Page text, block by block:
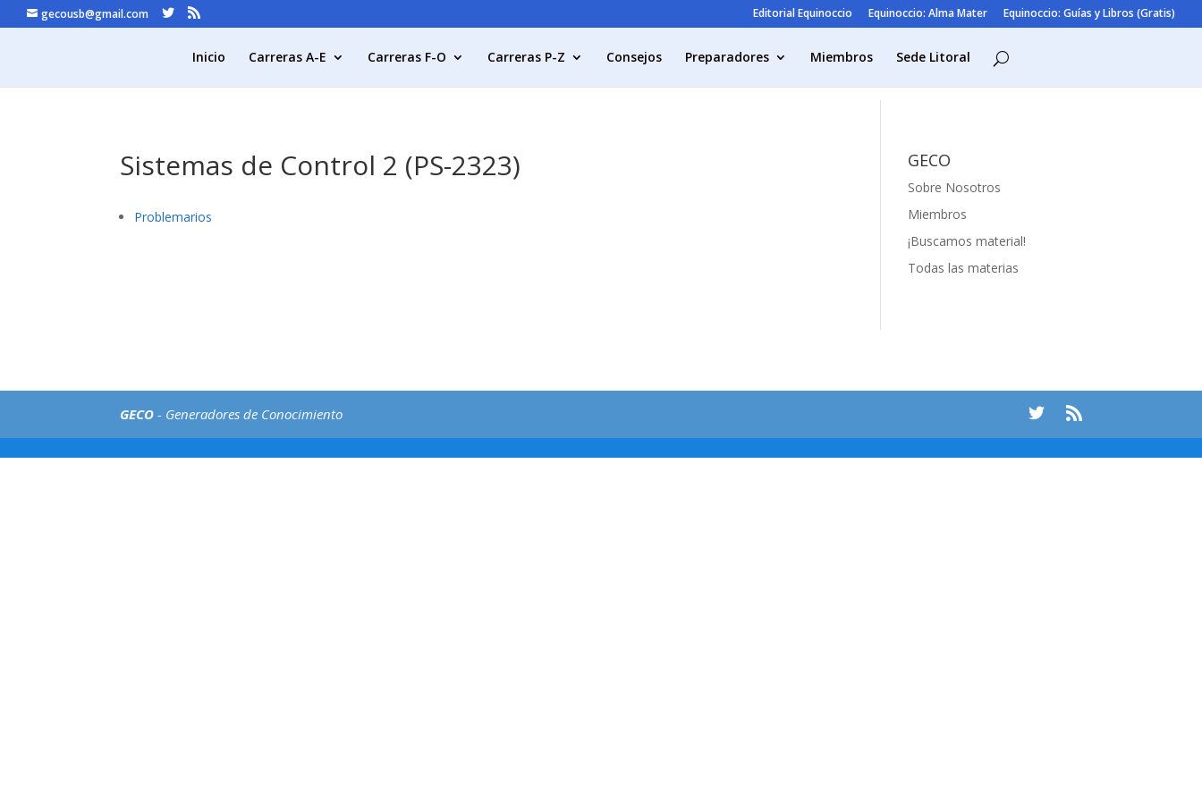
gecousb@gmail.com Editorial Equinoccio Equinoccio: Alma Mater Equinoccio: Guías y Libros (Gratis)
Inicio Carreras A-E Carreras F-O Carreras P-Z Consejos Preparadores Miembros Sede Litoral
Sistemas de Control 2 (PS-2323)
Problemarios
GECO
Sobre Nosotros
Miembros
¡Buscamos material!
Todas las materias
GECO - Generadores de Conocimiento